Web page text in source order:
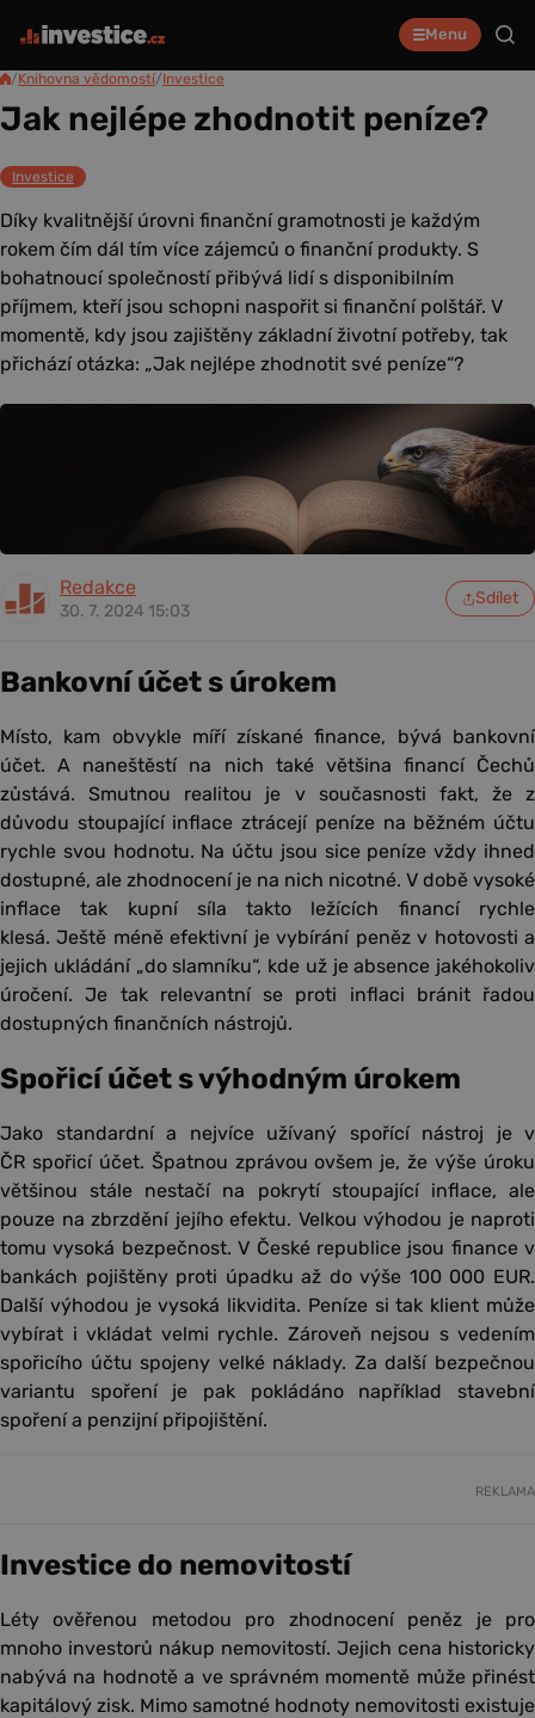
Menu
/Knihovna vědomostí/Investice
Jak nejlépe zhodnotit peníze?
Investice
Díky kvalitnější úrovni finanční gramotnosti je každým
rokem čím dál tím více zájemců o finanční produkty. S
bohatnoucí společností přibývá lidí s disponibilním
příjmem, kteří jsou schopni naspořit si finanční polštář. V
momentě, kdy jsou zajištěny základní životní potřeby, tak
přichází otázka: „Jak nejlépe zhodnotit své peníze“?
Redakce
30. 7. 2024 15:03
Sdílet
Bankovní účet s úrokem
Místo, kam obvykle míří získané finance, bývá bankovní
účet. A naneštěstí na nich také většina financí Čechů
zůstává. Smutnou realitou je v současnosti fakt, že z
důvodu stoupající inflace ztrácejí peníze na běžném účtu
rychle svou hodnotu. Na účtu jsou sice peníze vždy ihned
dostupné, ale zhodnocení je na nich nicotné. V době vysoké
inflace tak kupní síla takto ležících financí rychle
klesá. Ještě méně efektivní je vybírání peněz v hotovosti a
jejich ukládání „do slamníku“, kde už je absence jakéhokoliv
úročení. Je tak relevantní se proti inflaci bránit řadou
dostupných finančních nástrojů.
Spořicí účet s výhodným úrokem
Jako standardní a nejvíce užívaný spořící nástroj je v
ČR spořicí účet. Špatnou zprávou ovšem je, že výše úroku
většinou stále nestačí na pokrytí stoupající inflace, ale
pouze na zbrzdění jejího efektu. Velkou výhodou je naproti
tomu vysoká bezpečnost. V České republice jsou finance v
bankách pojištěny proti úpadku až do výše 100 000 EUR.
Další výhodou je vysoká likvidita. Peníze si tak klient může
vybírat i vkládat velmi rychle. Zároveň nejsou s vedením
spořicího účtu spojeny velké náklady. Za další bezpečnou
variantu spoření je pak pokládáno například stavební
spoření a penzijní připojištění.
REKLAMA
Investice do nemovitostí
Léty ověřenou metodou pro zhodnocení peněz je pro
mnoho investorů nákup nemovitostí. Jejich cena historicky
nabývá na hodnotě a ve správném momentě může přinést
kapitálový zisk. Mimo samotné hodnoty nemovitosti existuje